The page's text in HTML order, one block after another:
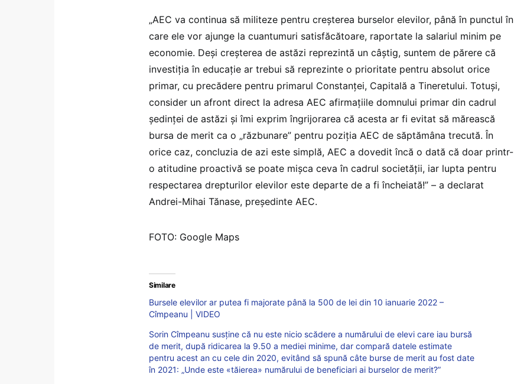
„AEC va continua să militeze pentru creşterea burselor elevilor, până în punctul în
care ele vor ajunge la cuantumuri satisfăcătoare, raportate la salariul minim pe
economie. Deşi creşterea de astăzi reprezintă un câştig, suntem de părere că
investiţia în educaţie ar trebui să reprezinte o prioritate pentru absolut orice
primar, cu precădere pentru primarul Constanţei, Capitală a Tineretului. Totuşi,
consider un afront direct la adresa AEC afirmaţiile domnului primar din cadrul
şedinţei de astăzi şi îmi exprim îngrijorarea că acesta ar fi evitat să mărească
bursa de merit ca o „răzbunare” pentru poziţia AEC de săptămâna trecută. În
orice caz, concluzia de azi este simplă, AEC a dovedit încă o dată că doar printr-
o atitudine proactivă se poate mişca ceva în cadrul societăţii, iar lupta pentru
respectarea drepturilor elevilor este departe de a fi încheiată!” – a declarat
Andrei-Mihai Tănase, preşedinte AEC.
FOTO: Google Maps
Similare
Bursele elevilor ar putea fi majorate până la 500 de lei din 10 ianuarie 2022 –
Cîmpeanu | VIDEO
Sorin Cîmpeanu susține că nu este nicio scădere a numărului de elevi care iau bursă
de merit, după ridicarea la 9.50 a mediei minime, dar compară datele estimate
pentru acest an cu cele din 2020, evitând să spună câte burse de merit au fost date
în 2021: „Unde este «tăierea» numărului de beneficiari ai burselor de merit?”